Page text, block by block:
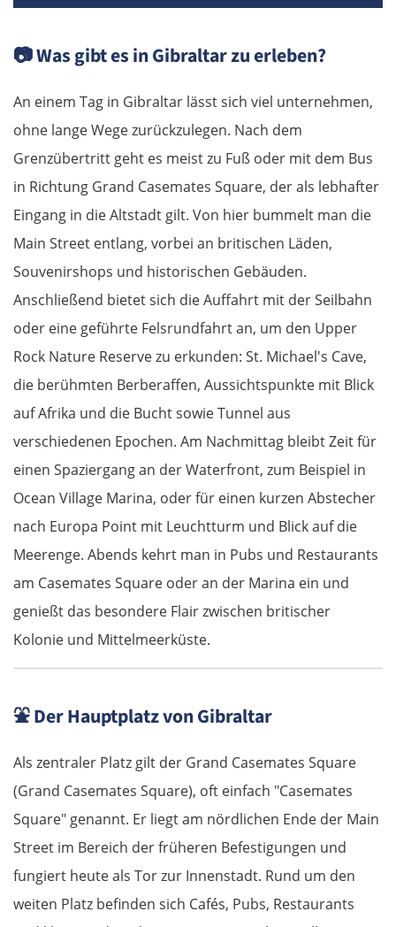
📷Was gibt es in Gibraltar zu erleben?
An einem Tag in Gibraltar lässt sich viel unternehmen,
ohne lange Wege zurückzulegen. Nach dem
Grenzübertritt geht es meist zu Fuß oder mit dem Bus
in Richtung Grand Casemates Square, der als lebhafter
Eingang in die Altstadt gilt. Von hier bummelt man die
Main Street entlang, vorbei an britischen Läden,
Souvenirshops und historischen Gebäuden.
Anschließend bietet sich die Auffahrt mit der Seilbahn
oder eine geführte Felsrundfahrt an, um den Upper
Rock Nature Reserve zu erkunden: St. Michael's Cave,
die berühmten Berberaffen, Aussichtspunkte mit Blick
auf Afrika und die Bucht sowie Tunnel aus
verschiedenen Epochen. Am Nachmittag bleibt Zeit für
einen Spaziergang an der Waterfront, zum Beispiel in
Ocean Village Marina, oder für einen kurzen Abstecher
nach Europa Point mit Leuchtturm und Blick auf die
Meerenge. Abends kehrt man in Pubs und Restaurants
am Casemates Square oder an der Marina ein und
genießt das besondere Flair zwischen britischer
Kolonie und Mittelmeerküste.
⛲Der Hauptplatz von Gibraltar
Als zentraler Platz gilt der Grand Casemates Square
(Grand Casemates Square), oft einfach "Casemates
Square" genannt. Er liegt am nördlichen Ende der Main
Street im Bereich der früheren Befestigungen und
fungiert heute als Tor zur Innenstadt. Rund um den
weiten Platz befinden sich Cafés, Pubs, Restaurants